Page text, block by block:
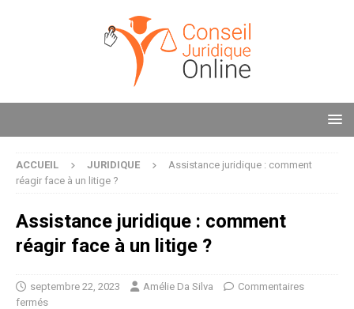
ACCUEIL JURIDIQUE
Assistance juridique : comment
réagir face à un litige ?
Assistance juridique : comment
réagir face à un litige ?
septembre 22, 2023 Amélie Da Silva
Commentaires
fermés